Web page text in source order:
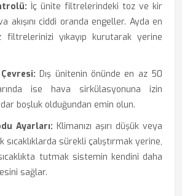
İç ünite filtrelerindeki toz ve kir
akışını ciddi oranda engeller. Ayda en
yıkayıp kurutarak yerine
Dış ünitenin önünde en az 50
ise hava sirkülasyonuna izin
boşluk olduğundan emin olun.
Ayarları: Klimanızı aşırı düşük veya
sıcaklıklarda sürekli çalıştırmak yerine,
tutmak sistemin kendini daha
sağlar.